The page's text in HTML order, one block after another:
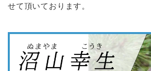
せて頂いております。